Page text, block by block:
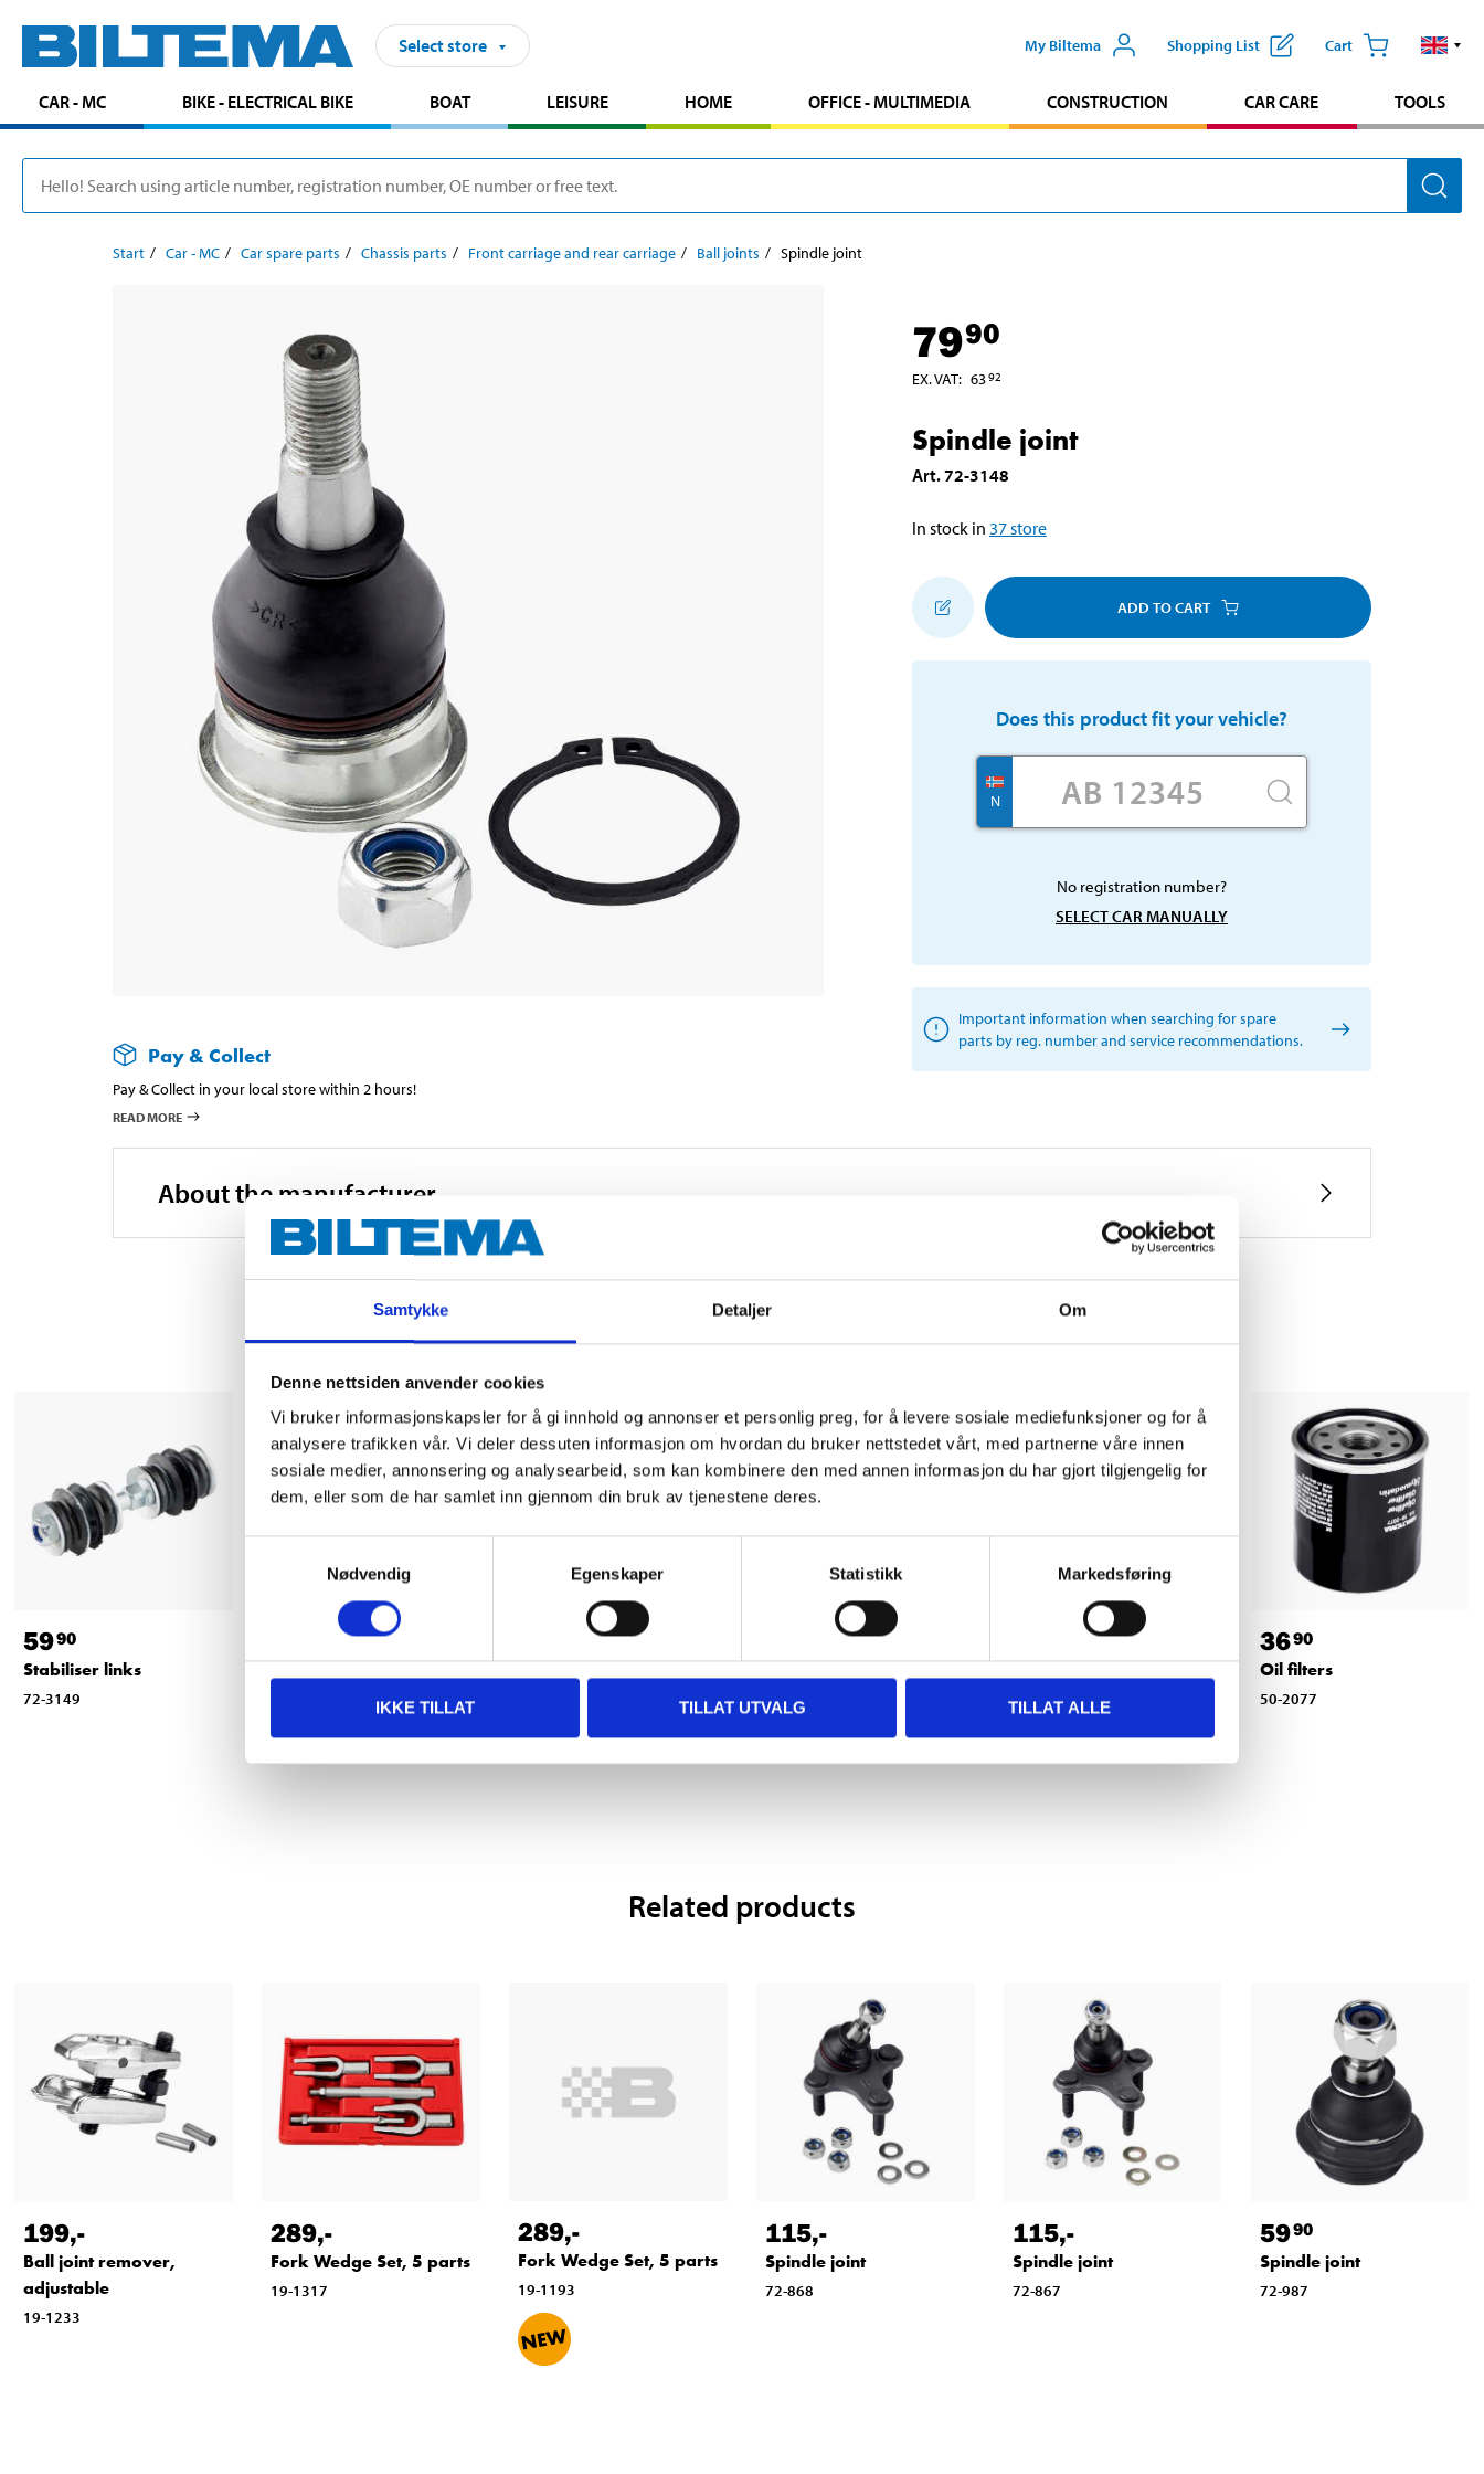
Samtykke Detaljer Om
Denne nettsiden anvender cookies
Vi bruker informasjonskapsler for å gi innhold og annonser et personlig preg, for å levere sosiale mediefunksjoner og for å
analysere trafikken vår. Vi deler dessuten informasjon om hvordan du bruker nettstedet vårt, med partnerne våre innen
sosiale medier, annonsering og analysearbeid, som kan kombinere den med annen informasjon du har gjort tilgjengelig for
dem, eller som de har samlet inn gjennom din bruk av tjenestene deres.
Nødvendig
Egenskaper Statistikk Markedsføring
IKKE TILLAT TILLAT UTVALG TILLAT ALLE
Select store My Biltema Shopping List Cart
CAR - MC BIKE - ELECTRICAL BIKE BOAT LEISURE HOME OFFICE - MULTIMEDIA CONSTRUCTION CAR CARE TOOLS
Start Car - MC Car spare parts Chassis parts Front carriage and rear carriage Ball joints Spindle joint
Pay & Collect
Pay & Collect in your local store within 2 hours!
READ MORE
7990
EX. VAT: 6392
Spindle joint
Art.72-3148
In stock in 37store
ADD TO CART
Does this product fit your vehicle?
N
No registration number?
SELECT CAR MANUALLY
Important information when searching for spare
parts by reg. number and service recommendations.
About the manufacturer
Other customers also bought
5990
Stabiliser links
72-3149 72-3146 65-193
3690
Oil filters
50-2077
Related products
199,-
Ball joint remover,
adjustable
19-1233
289,-
Fork Wedge Set, 5 parts
19-1317
289,-
Fork Wedge Set, 5 parts
19-1193
115,-
Spindle joint
72-868
115,-
Spindle joint
72-867
5990
Spindle joint
72-987